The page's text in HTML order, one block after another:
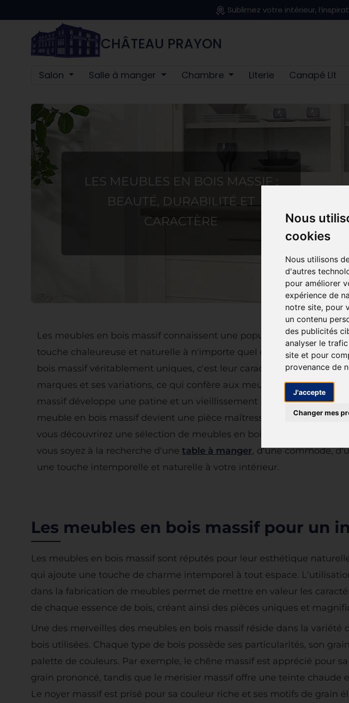
Nous
cookies
Nous utilisons
d'autres
pour améliorer
expérience de
notre site, pour
un contenu
des publicités
analyser le
site et pour
provenance de
J'accepte
Changer mes
Sublimez votre intérieur,
CHÂTEAU PRAYON
Salon Salle à manger Chambre Literie Canapé Lit
LES MEUBLES EN BOIS MASSIF :
BEAUTÉ, DURABILITÉ ET
CARACTÈRE
Les meubles en bois massif connaissent une popularité croissante
touche chaleureuse et naturelle à n'importe quel espace, tout en
bois massif véritablement uniques, c'est leur caractère distinctif.
marques et ses variations, ce qui confère aux meubles en bois
massif développe une patine et un vieillissement naturel qui
meuble en bois massif devient une pièce maîtresse à part entière,
vous découvrirez une sélection de meubles en bois massif qui
vous soyez à la recherche d'une table à manger, d'une commode,
une touche intemporelle et naturelle à votre intérieur.
Les meubles en bois massif pour un
Les meubles en bois massif sont réputés pour leur esthétique
qui ajoute une touche de charme intemporel à tout espace.
dans la fabrication de meubles permet de mettre en valeur les
de chaque essence de bois, créant ainsi des pièces uniques et
Une des merveilles des meubles en bois massif réside dans la variété
bois utilisées. Chaque type de bois possède ses particularités, son
palette de couleurs. Par exemple, le chêne massif est apprécié pour
grain prononcé, tandis que le merisier massif offre une teinte chaude
Le noyer massif est prisé pour sa couleur riche et ses motifs de grain